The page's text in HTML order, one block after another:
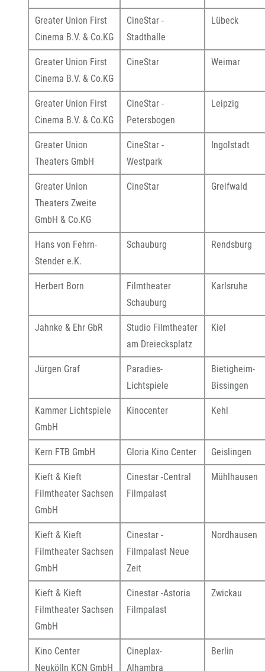
Greater Union First
Cinema B.V. & Co.KG
CineStar -
Stadthalle
Lübeck
Greater Union First
Cinema B.V. & Co.KG
CineStar Weimar
Greater Union First
Cinema B.V. & Co.KG
CineStar -
Petersbogen
Leipzig
Greater Union
Theaters GmbH
CineStar -
Westpark
Ingolstadt
Greater Union
Theaters Zweite
GmbH & Co.KG
CineStar Greifwald
Hans von Fehrn-
Stender e.K.
Schauburg Rendsburg
Herbert Born
Filmtheater
Schauburg
Karlsruhe
Jahnke & Ehr GbR
Studio Filmtheater
am Dreiecksplatz
Kiel
Jürgen Graf
Paradies-
Lichtspiele
Bietigheim-
Bissingen
Kammer Lichtspiele
GmbH
Kinocenter Kehl
Kern FTB GmbH Gloria Kino Center Geislingen
Kieft & Kieft
Filmtheater Sachsen
GmbH
Cinestar -Central
Filmpalast
Mühlhausen
Kieft & Kieft
Filmtheater Sachsen
GmbH
Cinestar -
Filmpalast Neue
Zeit
Nordhausen
Kieft & Kieft
Filmtheater Sachsen
GmbH
Cinestar -Astoria
Filmpalast
Zwickau
Kino Center
Neukölln KCN GmbH
Cineplax-
Alhambra
Berlin